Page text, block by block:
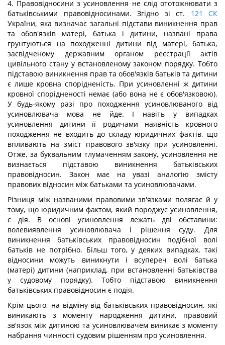
4. Правовідносини з усиновлення не слід ототожнювати з
батьківськими правовідносинами. Згідно зі ст. 121 СК
України, яка визначає загальні підстави виникнення прав
та обов'язків матері, батька і дитини, названі права
грунтуються на походженні дитини від матері, батька,
засвідченому державним органом реєстрації актів
цивільного стану у встановленому законом порядку. Тобто
підставою виникнення прав та обов'язків батьків та дитини
є лише кровна спорідненість. При усиновленні ж дитини
кровної спорідненості немає (або вона не є обов'язковою).
У будь-якому разі про походження усиновлюваного від
усиновлювача мова не йде. І навіть у випадках
усиновлення дитини її родичами наявність кровного
походження не входить до складу юридичних фактів, що
впливають на зміст правового зв'язку при усиновленні.
Отже, за буквальним тлумаченням закону, усиновлення не
визнається підставою виникнення батьківських
правовідносин. Закон має на увазі аналогію змісту
правових відносин між батьками та усиновлювачами.
Різниця між названими правовими зв'язками полягає й у
тому, що юридичним фактом, який породжує усиновлення,
є дія. В основі усиновлення лежать дві обставини:
волевиявлення усиновлювача і рішення суду. Для
виникнення батьківських правовідносин подібної волі
батьків не потрібно. Більш того, у деяких випадках, такі
відносини можуть виникнути і всупереч волі батька
(матері) дитини (наприклад, при встановленні батьківства
у судовому порядку). Тобто підставою виникнення
батьківських правовідносин є подія.
Крім цього, на відміну від батьківських правовідносин, які
виникають з моменту народження дитини, правовий
зв'язок між дитиною та усиновлювачем виникає з моменту
набрання чинності судовим рішенням про усиновлення.